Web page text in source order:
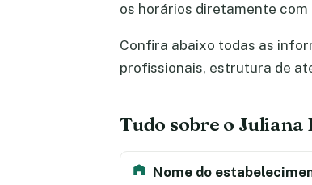
os horários diretamente
Confira abaixo todas as
profissionais, estrutura de
Tudo sobre o Juliana
Nome do